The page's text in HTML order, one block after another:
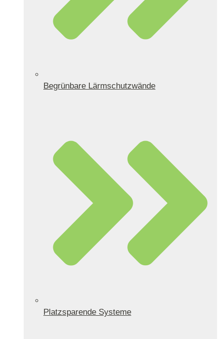
Begrünbare Lärmschutzwände
Platzsparende Systeme